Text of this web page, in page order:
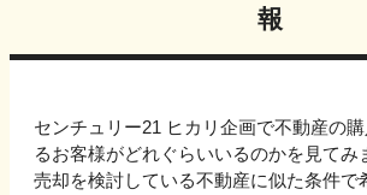
報
センチュリー21 ヒカリ企画で不動産の
るお客様がどれぐらいいるのかを見てみ
売却を検討している不動産に似た条件で